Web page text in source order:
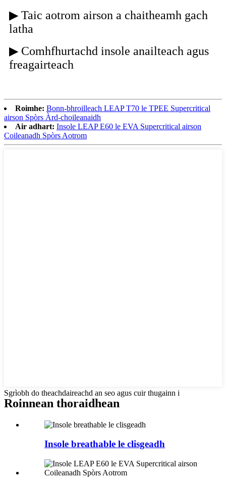
▶ Taic aotrom airson a chaitheamh gach
latha
▶ Comhfhurtachd insole anailteach agus
freagairteach
Roimhe: Bonn-bhroilleach LEAP T70 le TPEE Supercritical
airson Spòrs Àrd-choileanaidh
Air adhart: Insole LEAP E60 le EVA Supercritical airson
Coileanadh Spòrs Aotrom
Sgrìobh do theachdaireachd an seo agus cuir thugainn i
Roinnean thoraidhean
Insole breathable le clisgeadh